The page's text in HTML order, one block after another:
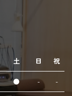
土 日 祝
● - -